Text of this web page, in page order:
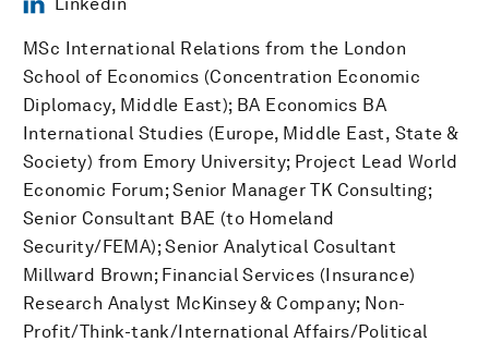
MSc International Relations from the London
School of Economics (Concentration Economic
Diplomacy, Middle East); BA Economics BA
International Studies (Europe, Middle East, State &
Society) from Emory University; Project Lead World
Economic Forum; Senior Manager TK Consulting;
Senior Consultant BAE (to Homeland
Security/FEMA); Senior Analytical Cosultant
Millward Brown; Financial Services (Insurance)
Research Analyst McKinsey & Company; Non-
Profit/Think-tank/International Affairs/Political